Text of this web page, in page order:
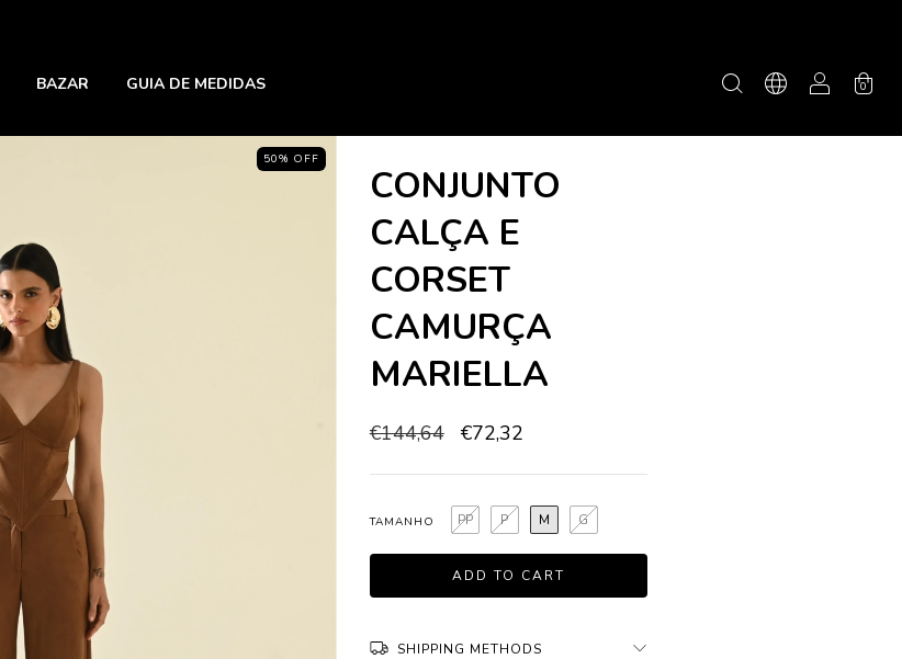
BAZAR GUIA DE MEDIDAS 0
50% OFF
CONJUNTO
CALÇA E
CORSET
CAMURÇA
MARIELLA
€144,64 €72,32
TAMANHO G
M
P
PP
SHIPPING METHODS